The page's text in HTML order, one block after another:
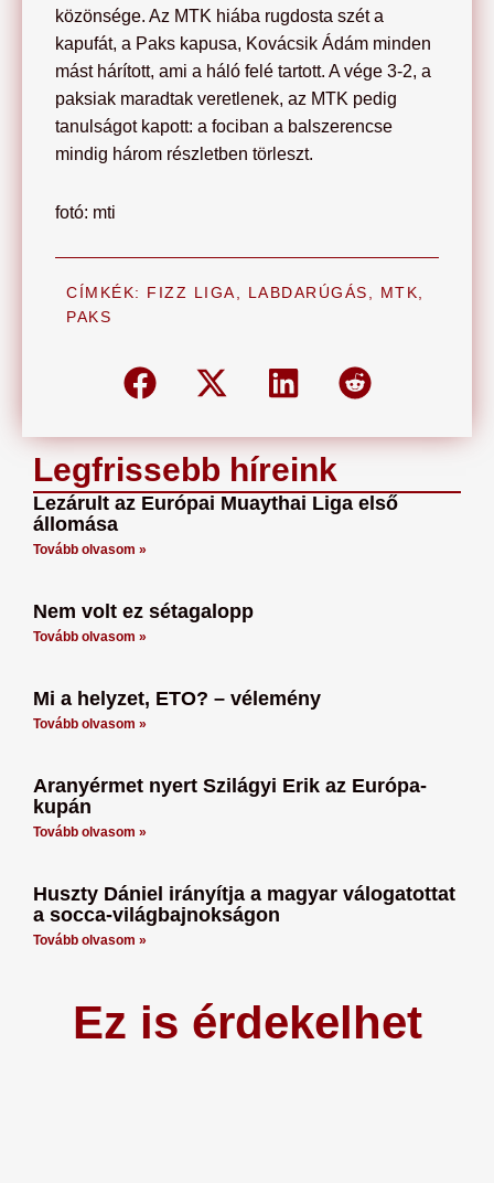
Legfrissebb híreink
Lezárult az Európai Muaythai Liga első
állomása
Tovább olvasom »
Nem volt ez sétagalopp
Tovább olvasom »
Mi a helyzet, ETO? – vélemény
Tovább olvasom »
Aranyérmet nyert Szilágyi Erik az Európa-
kupán
Tovább olvasom »
Huszty Dániel irányítja a magyar válogatottat
a socca-világbajnokságon
Tovább olvasom »
közönsége. Az MTK hiába rugdosta szét a
kapufát, a Paks kapusa, Kovácsik Ádám minden
mást hárított, ami a háló felé tartott. A vége 3-2, a
paksiak maradtak veretlenek, az MTK pedig
tanulságot kapott: a fociban a balszerencse
mindig három részletben törleszt.
fotó: mti
CÍMKÉK: FIZZ LIGA LABDARÚGÁS MTK
PAKS
Ez is érdekelhet